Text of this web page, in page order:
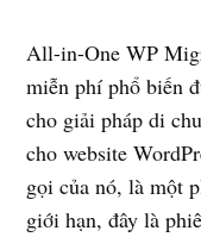
All-in-One WP
miễn phí phổ biến
cho giải pháp di
cho website
gọi của nó, là một
giới hạn, đây là